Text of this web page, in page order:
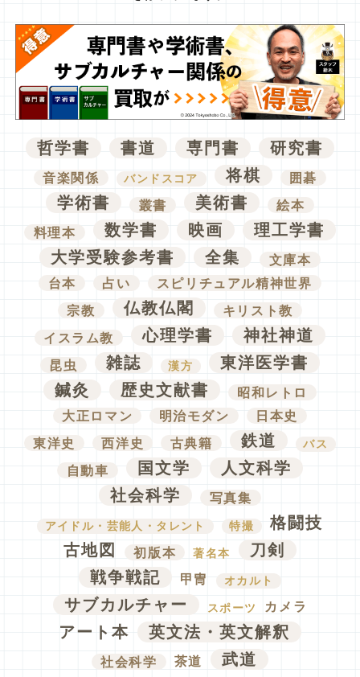
哲学書 書道 専門書 研究書
音楽関係 バンドスコア 将棋 囲碁
学術書 叢書 美術書
絵本
料理本
数学書 映画
理工学書
大学受験参考書
全集
文庫本
台本
占い
スピリチュアル精神世界
宗教
仏教仏閣
キリスト教
イスラム教
心理学書 神社神道
昆虫 雑誌 漢方
東洋医学書
鍼灸
歴史文献書
昭和レトロ
大正ロマン
明治モダン
日本史
東洋史
西洋史 古典籍 鉄道 バス
自動車 国文学
人文科学
社会科学
写真集
アイドル・芸能人・タレント 特撮
格闘技
古地図
初版本 著名本
刀剣
戦争戦記
甲冑 オカルト
サブカルチャー スポーツ カメラ
アート本 英文法・英文解釈
社会科学 茶道
武道